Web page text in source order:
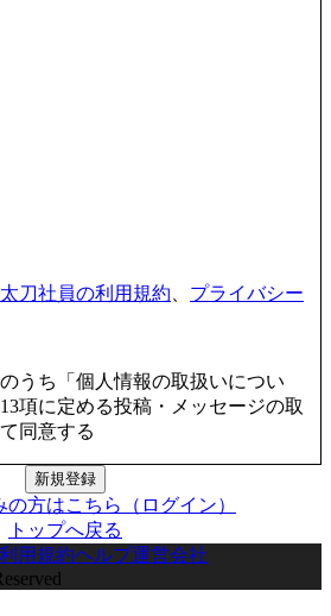
刀社員の利用規約
プライバシー
うち「個人情報の取扱いについ
項に定める投稿・メッセージの取
同意する
新規登録
方はこちら（ログイン）
トップへ戻る
利用規約ヘルプ運営会社